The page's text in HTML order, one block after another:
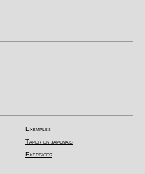
Exemples
Taper en japonais
Exercices